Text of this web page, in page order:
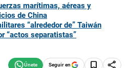
marítimas, aéreas y
de China
“alrededor de” Taiwán
“actos separatistas”
Seguir en